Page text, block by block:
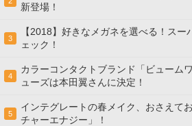
新登場！
3
【2018】好きなメガネを選べる！ス
ェック！
4
カラーコンタクトブランド「ビューム
ューズは本田翼さんに決定！
5
インテグレートの春メイク、おさえて
チャーエナジー」！